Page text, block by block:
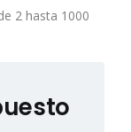
2 hasta 1000